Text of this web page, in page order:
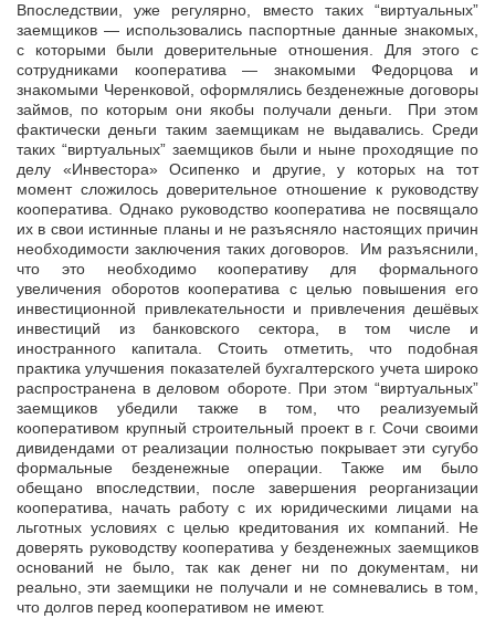
Впоследствии, уже регулярно, вместо таких “виртуальных”
заемщиков — использовались паспортные данные знакомых,
с которыми были доверительные отношения. Для этого с
сотрудниками кооператива — знакомыми Федорцова и
знакомыми Черенковой, оформлялись безденежные договоры
займов, по которым они якобы получали деньги. При этом
фактически деньги таким заемщикам не выдавались. Среди
таких “виртуальных” заемщиков были и ныне проходящие по
делу «Инвестора» Осипенко и другие, у которых на тот
момент сложилось доверительное отношение к руководству
кооператива. Однако руководство кооператива не посвящало
их в свои истинные планы и не разъясняло настоящих причин
необходимости заключения таких договоров. Им разъяснили,
что это необходимо кооперативу для формального
увеличения оборотов кооператива с целью повышения его
инвестиционной привлекательности и привлечения дешёвых
инвестиций из банковского сектора, в том числе и
иностранного капитала. Стоить отметить, что подобная
практика улучшения показателей бухгалтерского учета широко
распространена в деловом обороте. При этом “виртуальных”
заемщиков убедили также в том, что реализуемый
кооперативом крупный строительный проект в г. Сочи своими
дивидендами от реализации полностью покрывает эти сугубо
формальные безденежные операции. Также им было
обещано впоследствии, после завершения реорганизации
кооператива, начать работу с их юридическими лицами на
льготных условиях с целью кредитования их компаний. Не
доверять руководству кооператива у безденежных заемщиков
оснований не было, так как денег ни по документам, ни
реально, эти заемщики не получали и не сомневались в том,
что долгов перед кооперативом не имеют.